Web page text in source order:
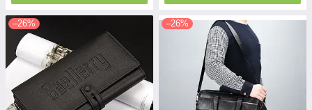
–26% –26%